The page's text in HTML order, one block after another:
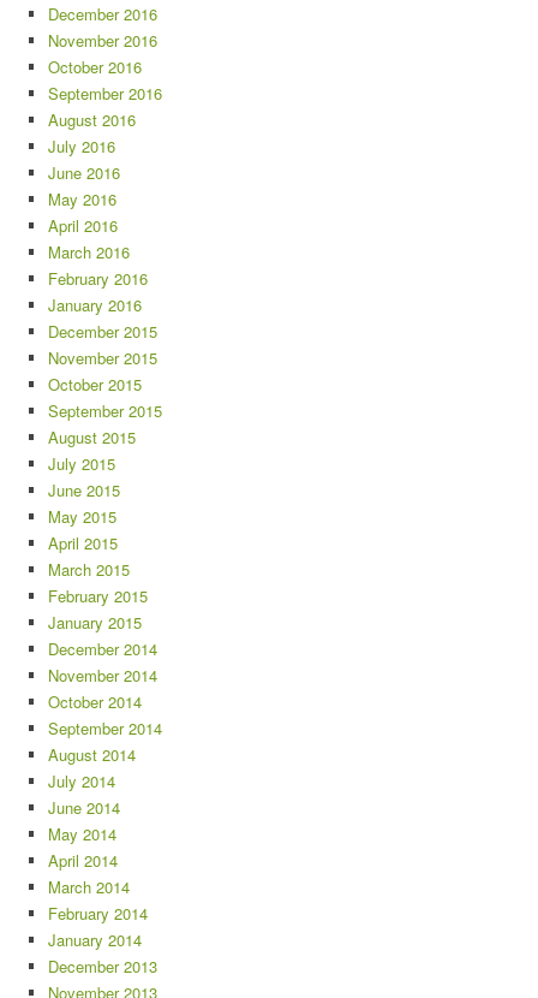
December 2016
November 2016
October 2016
September 2016
August 2016
July 2016
June 2016
May 2016
April 2016
March 2016
February 2016
January 2016
December 2015
November 2015
October 2015
September 2015
August 2015
July 2015
June 2015
May 2015
April 2015
March 2015
February 2015
January 2015
December 2014
November 2014
October 2014
September 2014
August 2014
July 2014
June 2014
May 2014
April 2014
March 2014
February 2014
January 2014
December 2013
November 2013